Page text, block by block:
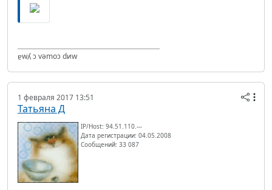
ɐwʎ ɔ vǝmоɔ dиw
1 февраля 2017 13:51
Татьяна Д
IP/Host: 94.51.110.---
Дата регистрации: 04.05.2008
Сообщений: 33 087